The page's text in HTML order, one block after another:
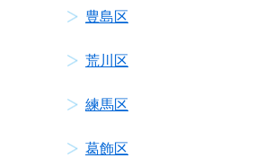
豊島区
荒川区
練馬区
葛飾区